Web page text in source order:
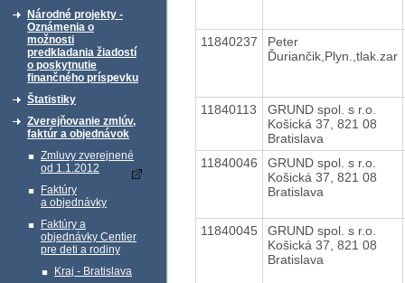
Národné projekty -
Oznámenia o
možnosti
predkladania žiadostí
o poskytnutie
finančného príspevku
Štatistiky
Zverejňovanie zmlúv,
faktúr a objednávok
Zmluvy zverejnené
od 1.1.2012
Faktúry
a objednávky
Faktúry a
objednávky Centier
pre deti a rodiny
Kraj - Bratislava
11840237
Peter
Ďuriančik,Plyn.,tlak.zar
11840113
GRUND spol. s r.o.
Košická 37, 821 08
Bratislava
11840046
GRUND spol. s r.o.
Košická 37, 821 08
Bratislava
11840045
GRUND spol. s r.o.
Košická 37, 821 08
Bratislava